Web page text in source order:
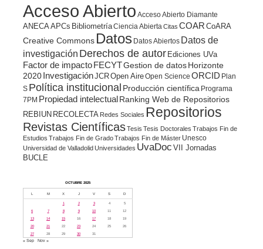
Acceso Abierto Acceso Abierto Diamante
ANECA APCs BibliometríaCiencia Abierta Citas COAR CoARA
Creative Commons Datos Datos Abiertos Datos de
investigación Derechos de autor Ediciones UVa
Factor de impacto FECYTGestion de datosHorizonte
2020 InvestigaciónJCROpen AireOpen Science ORCID Plan
S Política institucional Producción científica Programa
7PM Propiedad intelectualRanking Web de Repositorios
REBIUN RECOLECTA Redes Sociales Repositorios
Revistas CientíficasTesis Tesis Doctorales Trabajos Fin de
Estudios Trabajos Fin de GradoTrabajos Fin de Máster Unesco
Universidad de ValladolidUniversidades UvaDoc VII Jornadas
BUCLE
OCTUBRE 2025
L M X J V S D
1 2 3 4
5
6
7 8 9 10 11
12
13
14 15 16 17 18
19
20
21 22 23 24 25
26
27
28 29 30 31
« Sep Nov »